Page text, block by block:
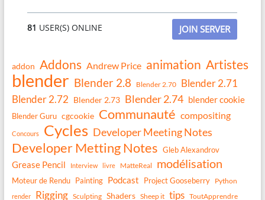
81 USER(S) ONLINE JOIN SERVER
addon Addons Andrew Price animation Artistes
blender Blender 2.8 Blender 2.70
Blender 2.71
Blender 2.72 Blender 2.73 Blender 2.74 blender cookie
Blender Guru cgcookie Communauté compositing
Concours Cycles Developer Meeting Notes
Developer Metting Notes Gleb Alexandrov
Grease Pencil Interview livre MatteReal modélisation
Moteur de Rendu Painting Podcast Project Gooseberry Python
render Rigging Sculpting Shaders Sheep it tips ToutApprendre